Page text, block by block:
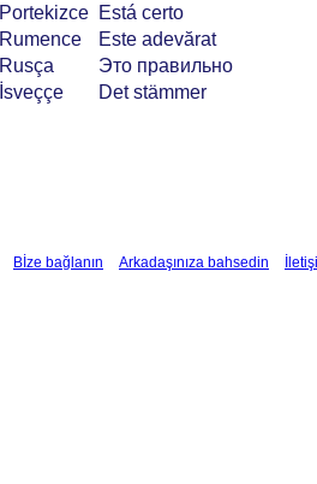
Portekizce Está certo
Rumence
Este adevărat
Rusça
Это правильно
İsveççe
Det stämmer
Bİze bağlanın Arkadaşınıza bahsedin